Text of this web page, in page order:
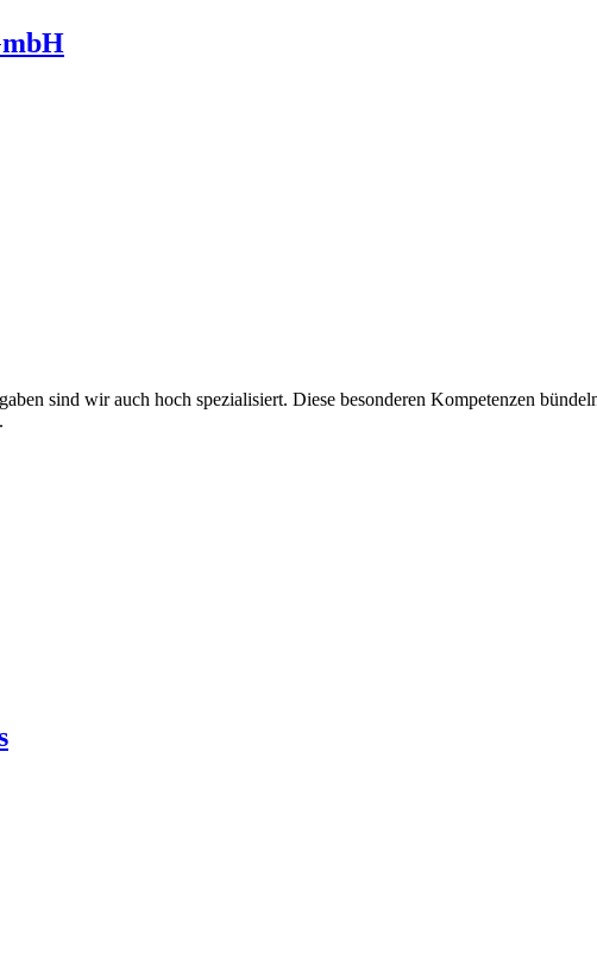
sind wir auch hoch spezialisiert. Diese besonderen Kompetenzen